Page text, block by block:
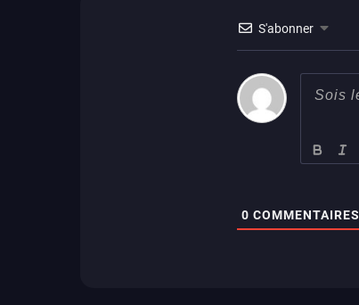
S'abonner
0 COMMENTAIRES